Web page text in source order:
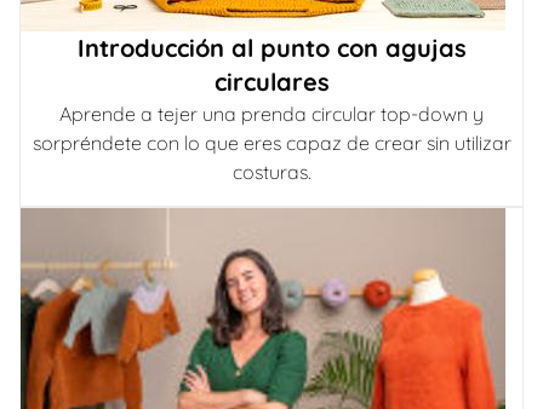
Introducción al punto con agujas
circulares
Aprende a tejer una prenda circular top-down y
sorpréndete con lo que eres capaz de crear sin utilizar
costuras.